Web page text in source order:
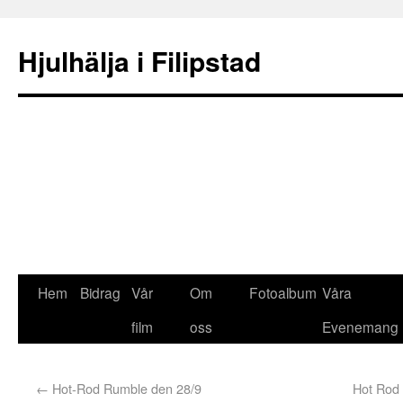
Hjulhälja i Filipstad
Hem Bidrag Vår
film
Om
oss
Fotoalbum Våra
Evenemang
← Hot-Rod Rumble den 28/9 Hot